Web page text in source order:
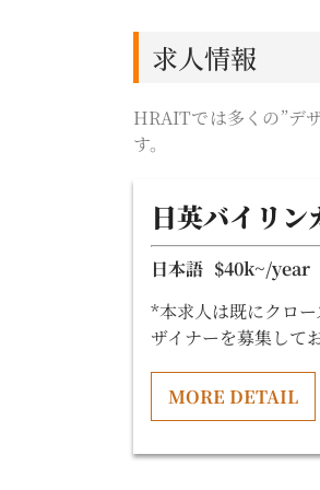
求人情報
HRAITでは多くの”デ
す。
日英バイリン
日本語 $40k~/year
*本求人は既にクロ
ザイナーを募集して
MORE DETAIL